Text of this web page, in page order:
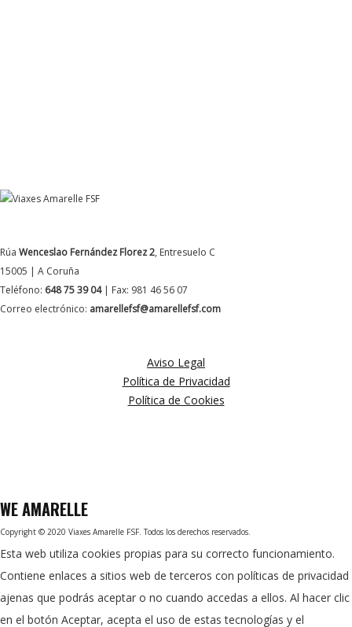
Rúa Wenceslao Fernández Florez 2, Entresuelo C
15005 | A Coruña
Teléfono: 648 75 39 04| Fax: 981 46 56 07
Correo electrónico: amarellefsf@amarellefsf.com
Aviso Legal
Política de Privacidad
Política de Cookies
WEAMARELLE
Copyright © 2020 Viaxes Amarelle FSF. Todos los derechos reservados.
Esta web utiliza cookies propias para su correcto funcionamiento.
Contiene enlaces a sitios web de terceros con políticas de privacidad
ajenas que podrás aceptar o no cuando accedas a ellos. Al hacer clic
en el botón Aceptar, acepta el uso de estas tecnologías y el